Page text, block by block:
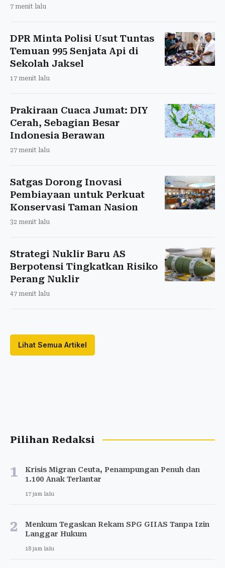
7 menit lalu
DPR Minta Polisi Usut Tuntas
Temuan 995 Senjata Api di
Sekolah Jaksel
17 menit lalu
Prakiraan Cuaca Jumat: DIY
Cerah, Sebagian Besar
Indonesia Berawan
27 menit lalu
Satgas Dorong Inovasi
Pembiayaan untuk Perkuat
Konservasi Taman Nasion
32 menit lalu
Strategi Nuklir Baru AS
Berpotensi Tingkatkan Risiko
Perang Nuklir
47 menit lalu
Lihat Semua Artikel
Pilihan Redaksi
1
Krisis Migran Ceuta, Penampungan Penuh dan
1.100 Anak Terlantar
17 jam lalu
2
Menkum Tegaskan Rekam SPG GIIAS Tanpa Izin
Langgar Hukum
18 jam lalu